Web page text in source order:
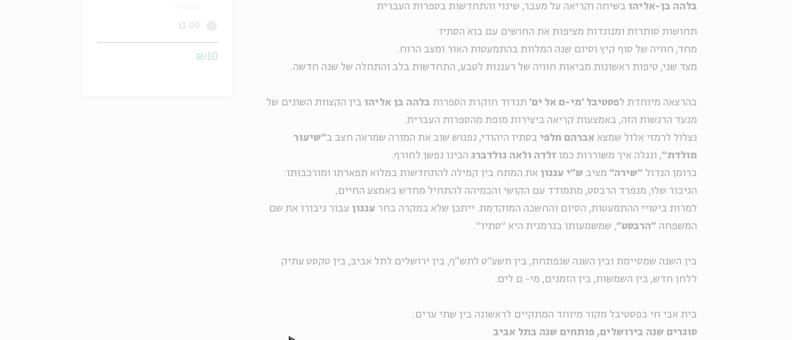
בלהה בן-אליהו בשיחה וקריאה על מעבר, שינוי והתחדשות בספרות העברית
תחושות סותרות ומנוגדות מציפות את החושים עם בוא הסתיו:
מחד, חוויה של סוף קיץ וסיום שנה המלוות בהתמעטות האור ומצב הרוח.
מצד שני, טיפות ראשונות מביאות חוויה של רעננות לטבע, התחדשות בלב והתחלה של שנה חדשה.
בהרצאה מיוחדת לפסטיבל ׳מי-ם אל ים׳ תנדוד חוקרת הספרות בלהה בן אליהו בין הקצוות השונים של
מנעד הרגשות הזה, באמצעות קריאה ביצירות מופת מהספרות העברית.
נצלול לרמזי אלול שמצא אברהם חלפי בסתיו היהודי, נפגוש שוב את המורה שמראה חצב ב״שיעור
מולדת״, ונגלה איך משוררות כמו זלדה ולאה גולדברג הכינו נפשן לחורף.
ברומן הגדול ״שירה״ מציב ש״י עגנון את המתח בין קמילה להתחדשות במלוא תפארתו ומורכבותו:
הגיבור שלו, מנפרד הרבסט, מתמודד עם הקושי והכמיהה להתחיל מחדש באמצע החיים,
למרות ביטויי ההתמעטות, הסיום והחשכה המוקדמת. ייתכן שלא במקרה בחר עגנון עבור גיבורו את שם
המשפחה ״הרבסט״, שמשמעותו בגרמנית היא ״סתיו״.
בין השנה שמסיימת ובין השנה שנפתחת, בין תשע"ט לתש"ף, בין ירושלים לתל אביב, בין טקסט עתיק
ללחן חדש, בין השמשות, בין הזמנים, מי- ם לים.
בית אבי חי בפסטיבל מקור מיוחד המתקיים לראשונה בין שתי ערים:
סוגרים שנה בירושלים, פותחים שנה בתל אביב
11:00
₪10